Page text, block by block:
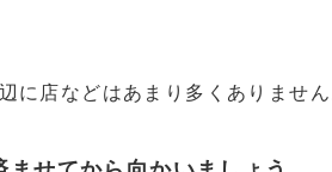
に店などはあまり多くありませ